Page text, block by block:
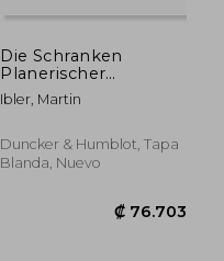
Die Schranken
Planerischer
Gestaltungsfreiheit
Im
(en Alemán)
Ibler, Martin
Duncker & Humblot, Tapa
Blanda, Nuevo